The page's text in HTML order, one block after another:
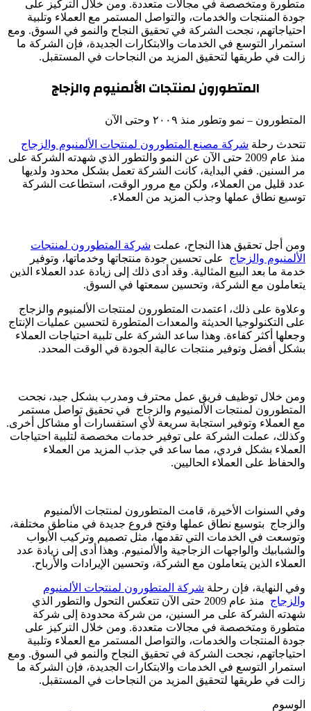
متطورة ومتخصصة في مجالات متعددة. ومن خلال التركيز على
جودة المنتجات والخدمات، والتواصل المستمر مع العملاء وتلبية
احتياجاتهم، نجحت الشركة في تحقيق النجاح والنمو في السوق. ومع
استمرار التوسع في الخدمات والابتكارات الجديدة، فإن الشركة ما
زالت في طريقها لتحقيق المزيد من النجاحات في المستقبل.
المتطورون لمنتجات الألمنيوم والزجاج
المتطورون – نمو وتطور منذ ٢٠٠٩ وحتى الآن
تتحدث رحلة شركة مصنع المتطورون لمنتجات الألمنيوم والزجاج
منذ عام 2009 حتى الآن عن النمو والتطور الذي شهدته الشركة على
مر السنين. ففي البداية، كانت الشركة تعمل بشكل محدود ولديها
عدد قليل من العملاء، ولكن مع مرور الوقت، استطاعت الشركة
توسيع نطاق عملها وجذب المزيد من العملاء.
ومن أجل تحقيق هذا النجاح، عملت شركة المتطورون لمنتجات
الألمنيوم والزجاج على تحسين جودة منتجاتها وخدماتها، وتوفير
خدمة ما بعد البيع المثالية. وقد أدى ذلك إلى زيادة عدد العملاء الذين
يتعاملون مع الشركة، وتحسين سمعتها في السوق.
وعلاوة على ذلك، اعتمدت المتطورون لمنتجات الألمنيوم والزجاج
على التكنولوجيا الحديثة والمعدات المتطورة لتحسين عمليات الإنتاج
وجعلها أكثر كفاءة. وهذا ساعد الشركة على تلبية احتياجات العملاء
بشكل أفضل وتوفير منتجات عالية الجودة في الوقت المحدد.
ومن خلال توظيف فريق عمل محترف ومدرب بشكل جيد، نجحت
المتطورون لمنتجات الألمنيوم والزجاج في تحقيق تواصل مستمر
مع العملاء وتوفير استجابة سريعة لأي استفسارات أو مشاكل أخرى.
وكذلك، عملت الشركة على توفير خدمات مخصصة لتلبية احتياجات
العملاء بشكل فردي، مما ساعد في جذب المزيد من العملاء
والحفاظ على العملاء الحاليين.
وفي السنوات الأخيرة، قامت المتطورون لمنتجات الألمنيوم
والزجاج بتوسيع نطاق عملها وفتح فروع جديدة في مناطق مختلفة،
وتوسعت في الخدمات التي تقدمها، مثل تصميم وتركيب الأبواب
والشبابيك والواجهات الزجاجية والألمنيوم. وهذا أدى إلى زيادة عدد
العملاء الذين يتعاملون مع الشركة، وتحسين الإيرادات والأرباح.
وفي النهاية، فإن رحلة شركة المتطورون لمنتجات الألمنيوم
والزجاج
منذ عام 2009 حتى الآن تتعكس التحول والتطور الذي
شهدته الشركة على مر السنين، من شركة محدودة إلى شركة
متطورة ومتخصصة في مجالات متعددة. ومن خلال التركيز على
جودة المنتجات والخدمات، والتواصل المستمر مع العملاء وتلبية
احتياجاتهم، نجحت الشركة في تحقيق النجاح والنمو في السوق. ومع
استمرار التوسع في الخدمات والابتكارات الجديدة، فإن الشركة ما
زالت في طريقها لتحقيق المزيد من النجاحات في المستقبل.
الوسوم